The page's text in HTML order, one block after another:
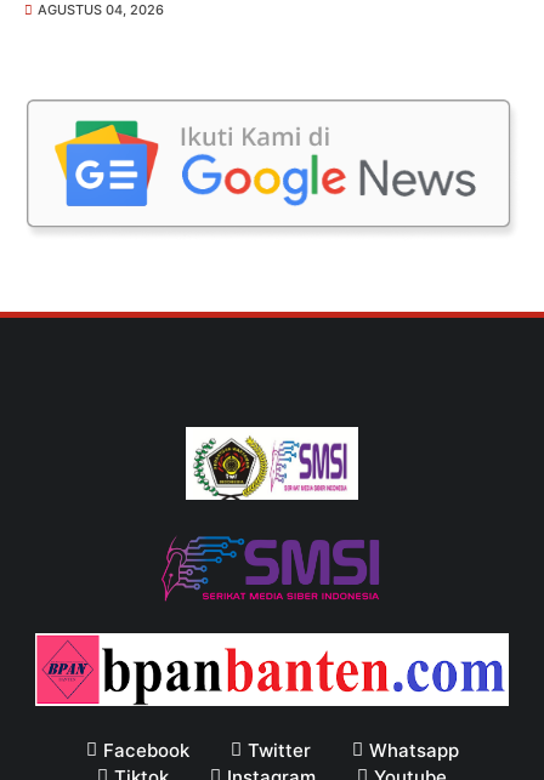
AGUSTUS 04, 2026
Facebook Twitter
Whatsapp